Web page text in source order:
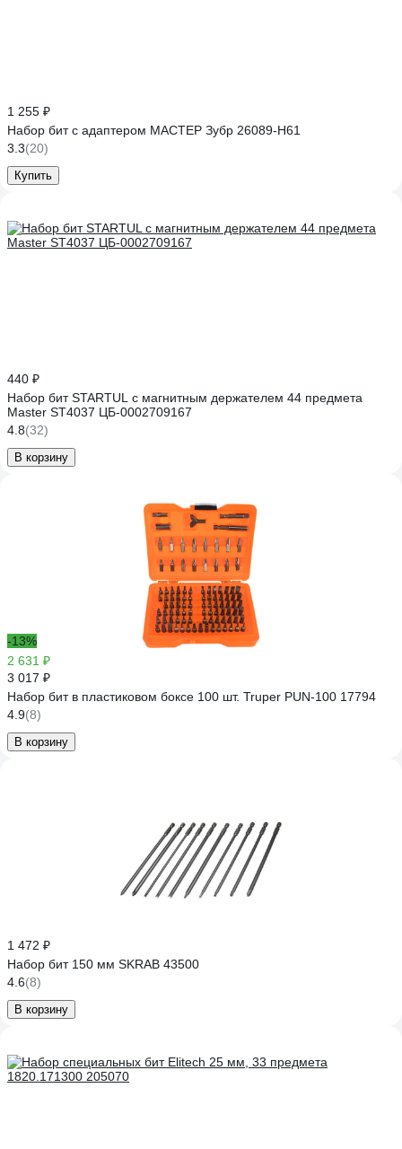
1 255 ₽
Набор бит с адаптером МАСТЕР Зубр 26089-H61
3.3(20)
Купить
440 ₽
Набор бит STARTUL с магнитным держателем 44 предмета
Master ST4037 ЦБ-0002709167
4.8(32)
В корзину
-13%
2 631 ₽
3 017 ₽
Набор бит в пластиковом боксе 100 шт. Truper PUN-100 17794
4.9(8)
В корзину
1 472 ₽
Набор бит 150 мм SKRAB 43500
4.6(8)
В корзину